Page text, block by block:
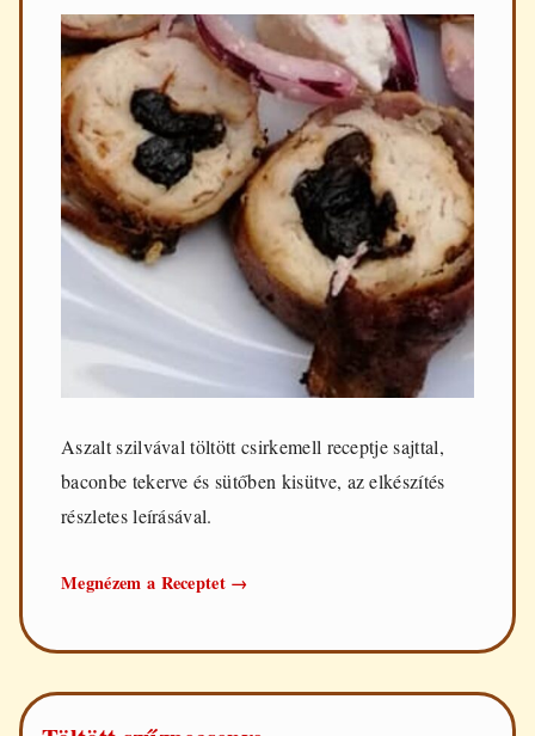
Aszalt szilvával töltött csirkemell receptje sajttal,
baconbe tekerve és sütőben kisütve, az elkészítés
részletes leírásával.
Megnézem a Receptet Aszalt
→